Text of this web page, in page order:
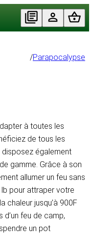
/Parapocalypse
à toutes les
de tous les
également
gamme. Grâce à son
allumer un feu sans
pour attraper votre
chaleur jusqu’à 900F
feu de camp,
un pot